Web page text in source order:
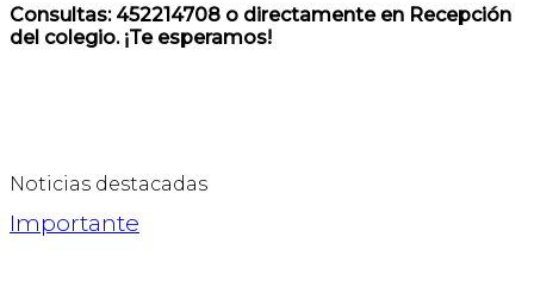
Consultas: 452214708 o directamente en Recepción
del colegio. ¡Te esperamos!
Noticias destacadas
Importante